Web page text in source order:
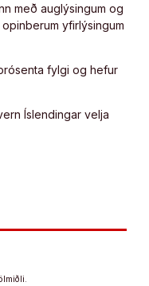
með auglýsingum og
yfirlýsingum
fylgi og hefur
Íslendingar velja